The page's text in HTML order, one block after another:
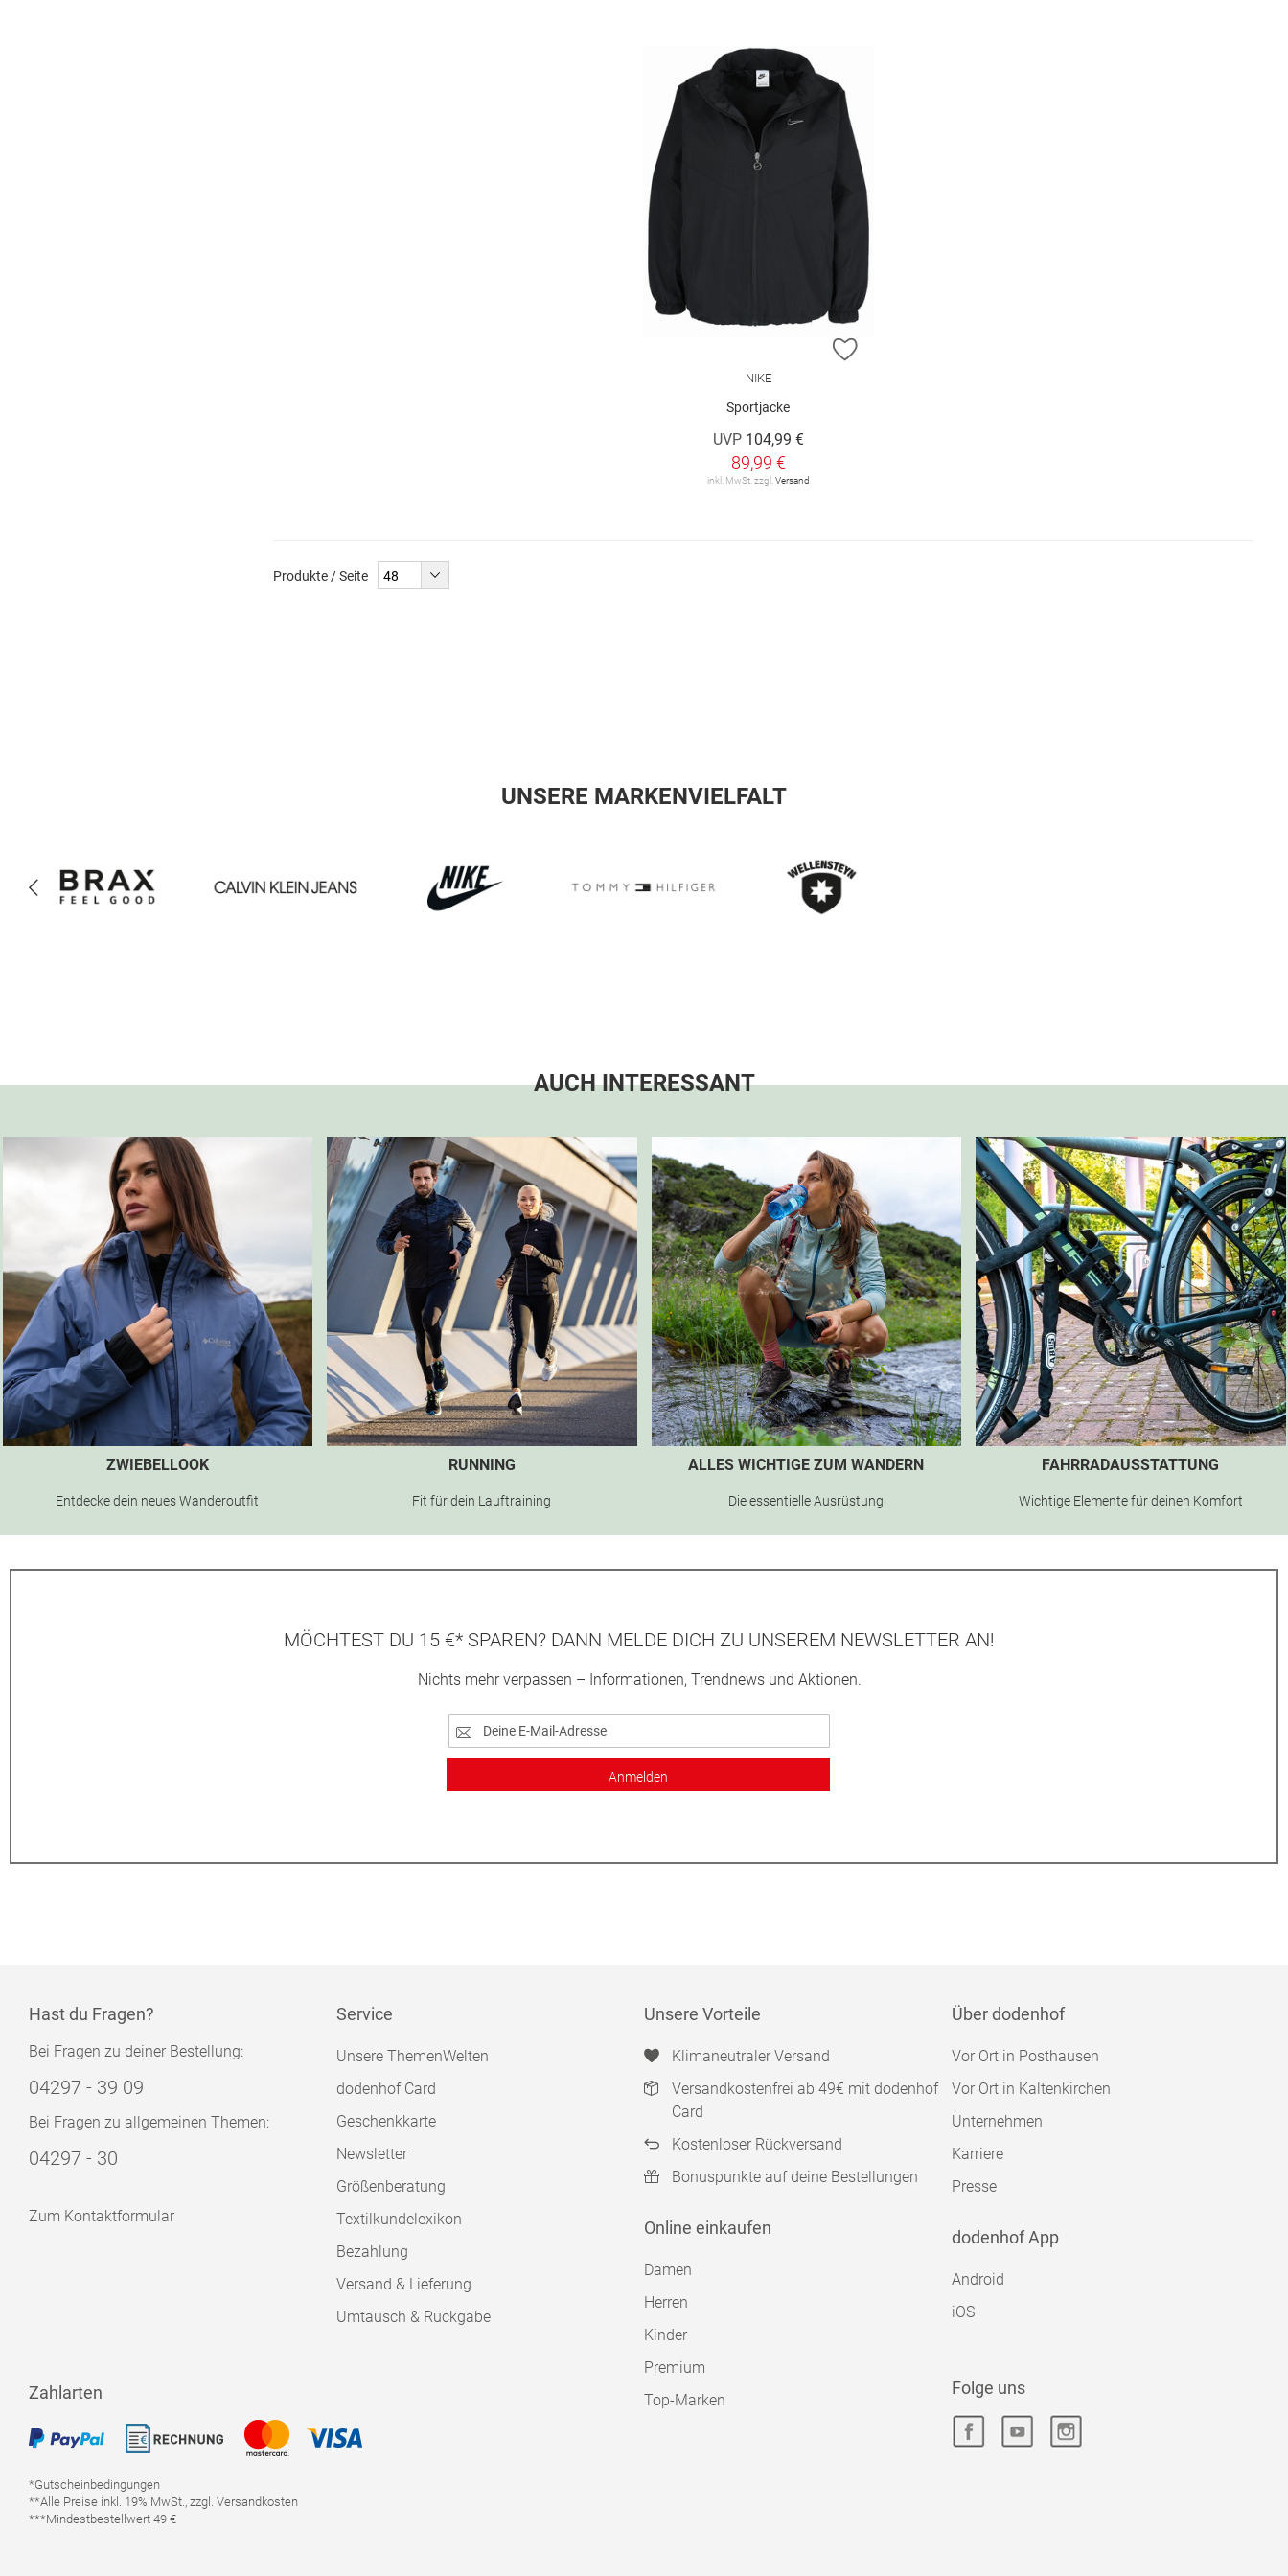
ZUR WUNSCHLISTE HINZUFÜGEN
NIKE
Sportjacke
UVP 104,99 €
89,99 €
inkl. MwSt. zzgl. Versand
Produkte / Seite
UNSERE MARKENVIELFALT
AUCH INTERESSANT
ZWIEBELLOOK
Entdecke dein neues Wanderoutfit
RUNNING
Fit für dein Lauftraining
ALLES WICHTIGE ZUM WANDERN
Die essentielle Ausrüstung
FAHRRADAUSSTATTUNG
Wichtige Elemente für deinen Komfort
MÖCHTEST DU 15 €* SPAREN? DANN MELDE DICH ZU UNSEREM NEWSLETTER AN!
Nichts mehr verpassen – Informationen, Trendnews und Aktionen.
Anmelden
Hast du Fragen?
Bei Fragen zu deiner Bestellung:
04297 - 39 09
Bei Fragen zu allgemeinen Themen:
04297 - 30
Zum Kontaktformular
Service
Unsere ThemenWelten
dodenhof Card
Geschenkkarte
Newsletter
Größenberatung
Textilkundelexikon
Bezahlung
Versand & Lieferung
Umtausch & Rückgabe
Unsere Vorteile
Klimaneutraler Versand
Versandkostenfrei ab 49€ mit dodenhof
Card
Kostenloser Rückversand
Bonuspunkte auf deine Bestellungen
Online einkaufen
Damen
Herren
Kinder
Premium
Top-Marken
Über dodenhof
Vor Ort in Posthausen
Vor Ort in Kaltenkirchen
Unternehmen
Karriere
Presse
dodenhof App
Android
iOS
Zahlarten
*Gutscheinbedingungen
**Alle Preise inkl. 19% MwSt., zzgl. Versandkosten
***Mindestbestellwert 49 €
Folge uns